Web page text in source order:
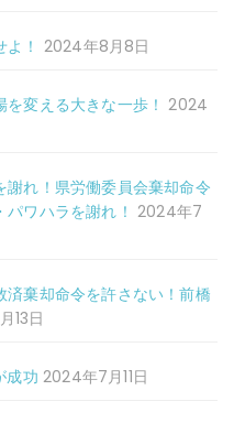
！ 2024年8月8日
変える大きな一歩！ 2024
れ！県労働委員会棄却命令
ワハラを謝れ！ 2024年7
棄却命令を許さない！前橋
13日
成功 2024年7月11日